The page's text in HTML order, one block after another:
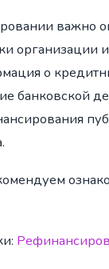
важно
организации
о